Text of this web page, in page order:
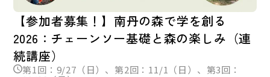
【参加者募集！】南丹の森で学を創る
2026：チェーンソー基礎と森の楽しみ（連
続講座）
第1回：9/27（日）、第2回：11/1（日）、第3回：